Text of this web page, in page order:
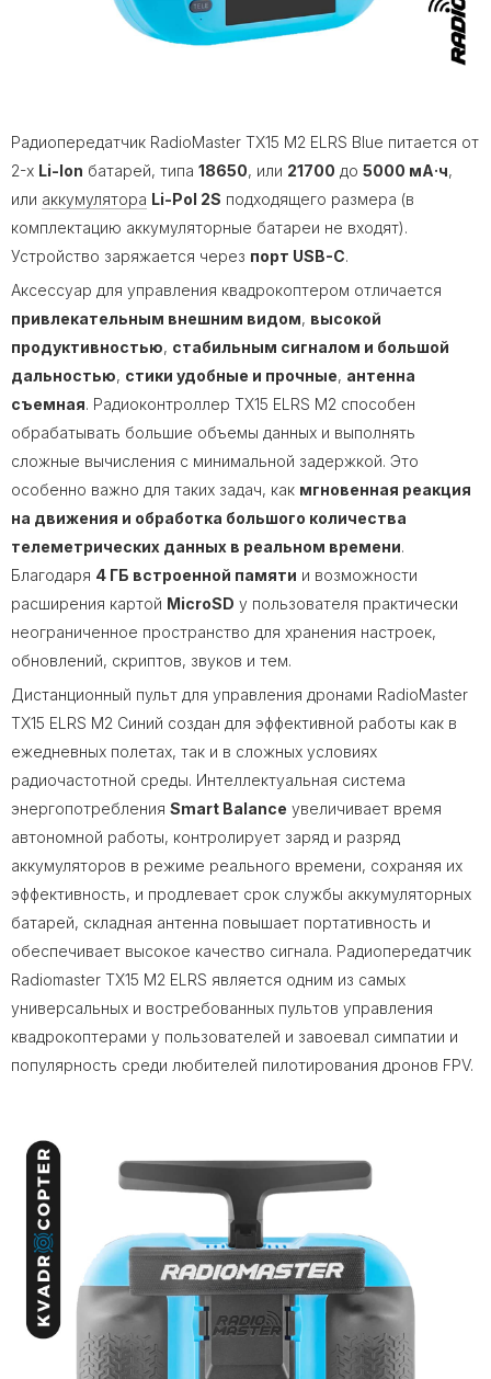
Радиопередатчик RadioMaster TX15 M2 ELRS Blue питается от
2-х Li-Ion батарей, типа 18650, или 21700 до 5000 мА·ч,
или аккумулятора Li-Pol 2S подходящего размера (в
комплектацию аккумуляторные батареи не входят).
Устройство заряжается через порт USB-C.
Аксессуар для управления квадрокоптером отличается
привлекательным внешним видом, высокой
продуктивностью, стабильным сигналом и большой
дальностью, стики удобные и прочные, антенна
съемная. Радиоконтроллер TX15 ELRS M2 способен
обрабатывать большие объемы данных и выполнять
сложные вычисления с минимальной задержкой. Это
особенно важно для таких задач, как мгновенная реакция
на движения и обработка большого количества
телеметрических данных в реальном времени.
Благодаря 4 ГБ встроенной памяти и возможности
расширения картой MicroSD у пользователя практически
неограниченное пространство для хранения настроек,
обновлений, скриптов, звуков и тем.
Дистанционный пульт для управления дронами RadioMaster
TX15 ELRS M2 Синий создан для эффективной работы как в
ежедневных полетах, так и в сложных условиях
радиочастотной среды. Интеллектуальная система
энергопотребления Smart Balance увеличивает время
автономной работы, контролирует заряд и разряд
аккумуляторов в режиме реального времени, сохраняя их
эффективность, и продлевает срок службы аккумуляторных
батарей, складная антенна повышает портативность и
обеспечивает высокое качество сигнала. Радиопередатчик
Radiomaster TX15 M2 ELRS является одним из самых
универсальных и востребованных пультов управления
квадрокоптерами у пользователей и завоевал симпатии и
популярность среди любителей пилотирования дронов FPV.